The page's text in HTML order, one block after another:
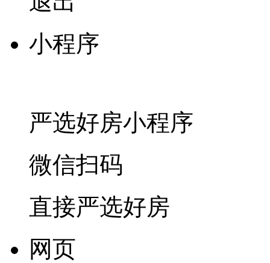
小程序
严选好房小程序
微信扫码
直接严选好房
网页